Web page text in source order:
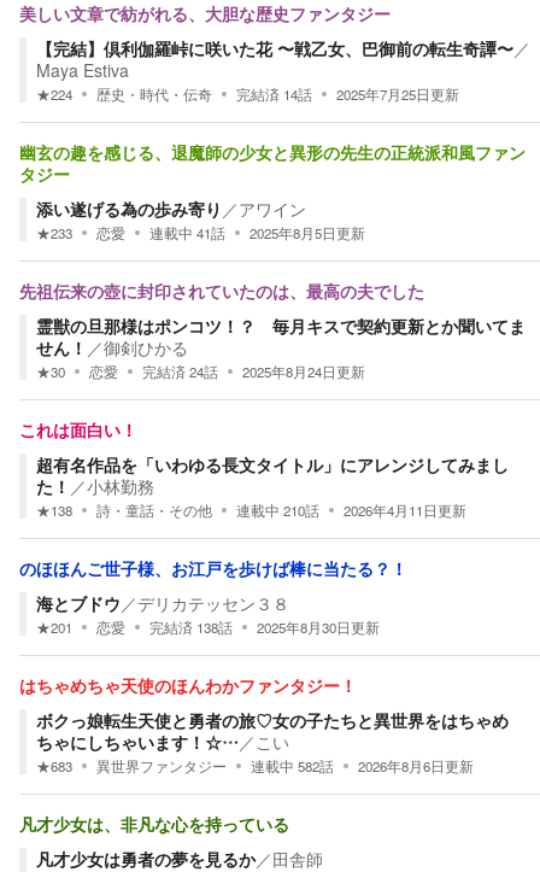
美しい文章で紡がれる、大胆な歴史ファンタジー
【完結】倶利伽羅峠に咲いた花 〜戦乙女、巴御前の転生奇譚〜／
Maya Estiva
★224 歴史・時代・伝奇 完結済 14話 2025年7月25日更新
幽玄の趣を感じる、退魔師の少女と異形の先生の正統派和風ファン
タジー
添い遂げる為の歩み寄り ／アワイン
★233 恋愛 連載中 41話 2025年8月5日更新
先祖伝来の壺に封印されていたのは、最高の夫でした
霊獣の旦那様はポンコツ！？ 毎月キスで契約更新とか聞いてま
せん！ ／御剣ひかる
★30 恋愛 完結済24話 2025年8月24日更新
これは面白い！
超有名作品を「いわゆる長文タイトル」にアレンジしてみまし
た！ ／小林勤務
★138 詩・童話・その他 連載中 210話 2026年4月11日更新
のほほんご世子様、お江戸を歩けば棒に当たる？！
海とブドウ／デリカテッセン３８
★201 恋愛 完結済 138話 2025年8月30日更新
はちゃめちゃ天使のほんわかファンタジー！
ボクっ娘転生天使と勇者の旅♡女の子たちと異世界をはちゃめ
ちゃにしちゃいます！☆…／ こい
★683 異世界ファンタジー 連載中 582話 2026年8月6日更新
凡才少女は、非凡な心を持っている
凡才少女は勇者の夢を見るか／田舎師